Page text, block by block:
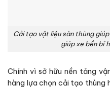
Cải tạo vật liệu sàn thùng
giúp xe bền bỉ
Chính vì sở hữu nền tảng
hàng lựa chọn cải tạo thùng